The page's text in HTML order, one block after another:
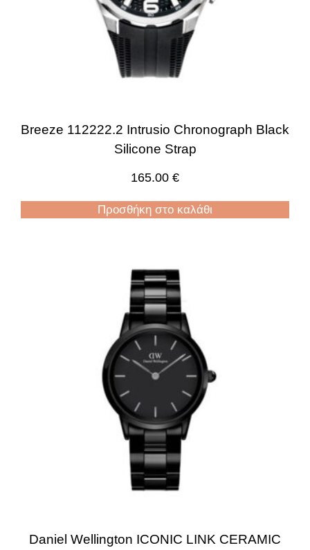
Breeze 112222.2 Intrusio Chronograph Black
Silicone Strap
165.00 €
Προσθήκη στο καλάθι
Daniel Wellington ICONIC LINK CERAMIC